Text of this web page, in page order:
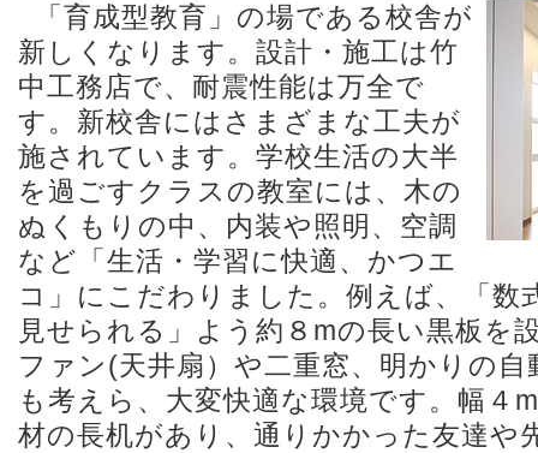
「育成型教育」の場である校舎が
新しくなります。設計・施工は竹
中工務店で、耐震性能は万全で
す。新校舎にはさまざまな工夫が
施されています。学校生活の大半
を過ごすクラスの教室には、木の
ぬくもりの中、内装や照明、空調
など「生活・学習に快適、かつエ
コ」にこだわりました。例えば、「数
見せられる」よう約８mの長い黒板を
ファン(天井扇）や二重窓、明かりの
も考えら、大変快適な環境です。幅４
材の長机があり、通りかかった友達や